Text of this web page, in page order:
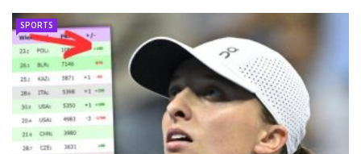
SPORTS